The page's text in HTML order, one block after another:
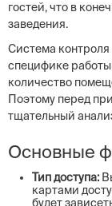
гостей, что в
заведения.
Система контроля
специфике
количество
Поэтому перед
тщательный
Основные
Тип доступа:
картами
будет